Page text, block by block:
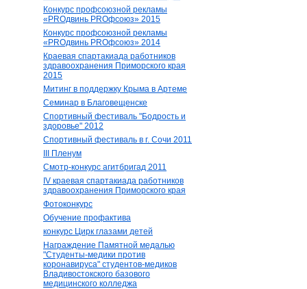
Конкурс профсоюзной рекламы
«PROдвинь РRОфсоюз» 2015
Конкурс профсоюзной рекламы
«PROдвинь РRОфсоюз» 2014
Краевая спартакиада работников
здравоохранения Приморского края
2015
Митинг в поддержку Крыма в Артеме
Семинар в Благовещенске
Спортивный фестиваль "Бодрость и
здоровье" 2012
Спортивный фестиваль в г. Сочи 2011
III Пленум
Смотр-конкурс агитбригад 2011
IV краевая спартакиада работников
здравоохранения Приморского края
Фотоконкурс
Обучение профактива
конкурс Цирк глазами детей
Награждение Памятной медалью
"Студенты-медики против
коронавируса" студентов-медиков
Владивостокского базового
медицинского колледжа